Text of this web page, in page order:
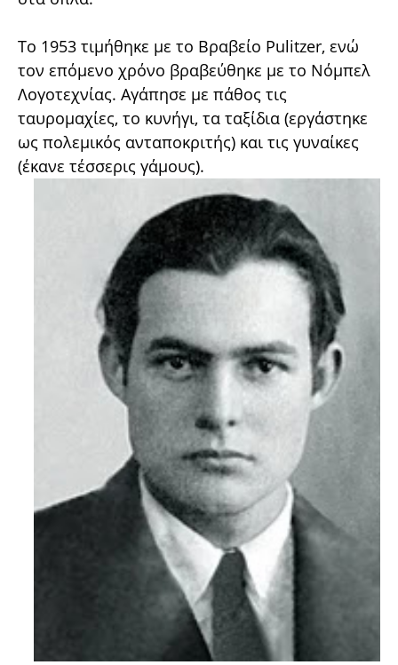
Το 1953 τιμήθηκε με το Βραβείο Pulitzer, ενώ
τον επόμενο χρόνο βραβεύθηκε με το Νόμπελ
Λογοτεχνίας. Αγάπησε με πάθος τις
ταυρομαχίες, το κυνήγι, τα ταξίδια (εργάστηκε
ως πολεμικός ανταποκριτής) και τις γυναίκες
(έκανε τέσσερις γάμους).